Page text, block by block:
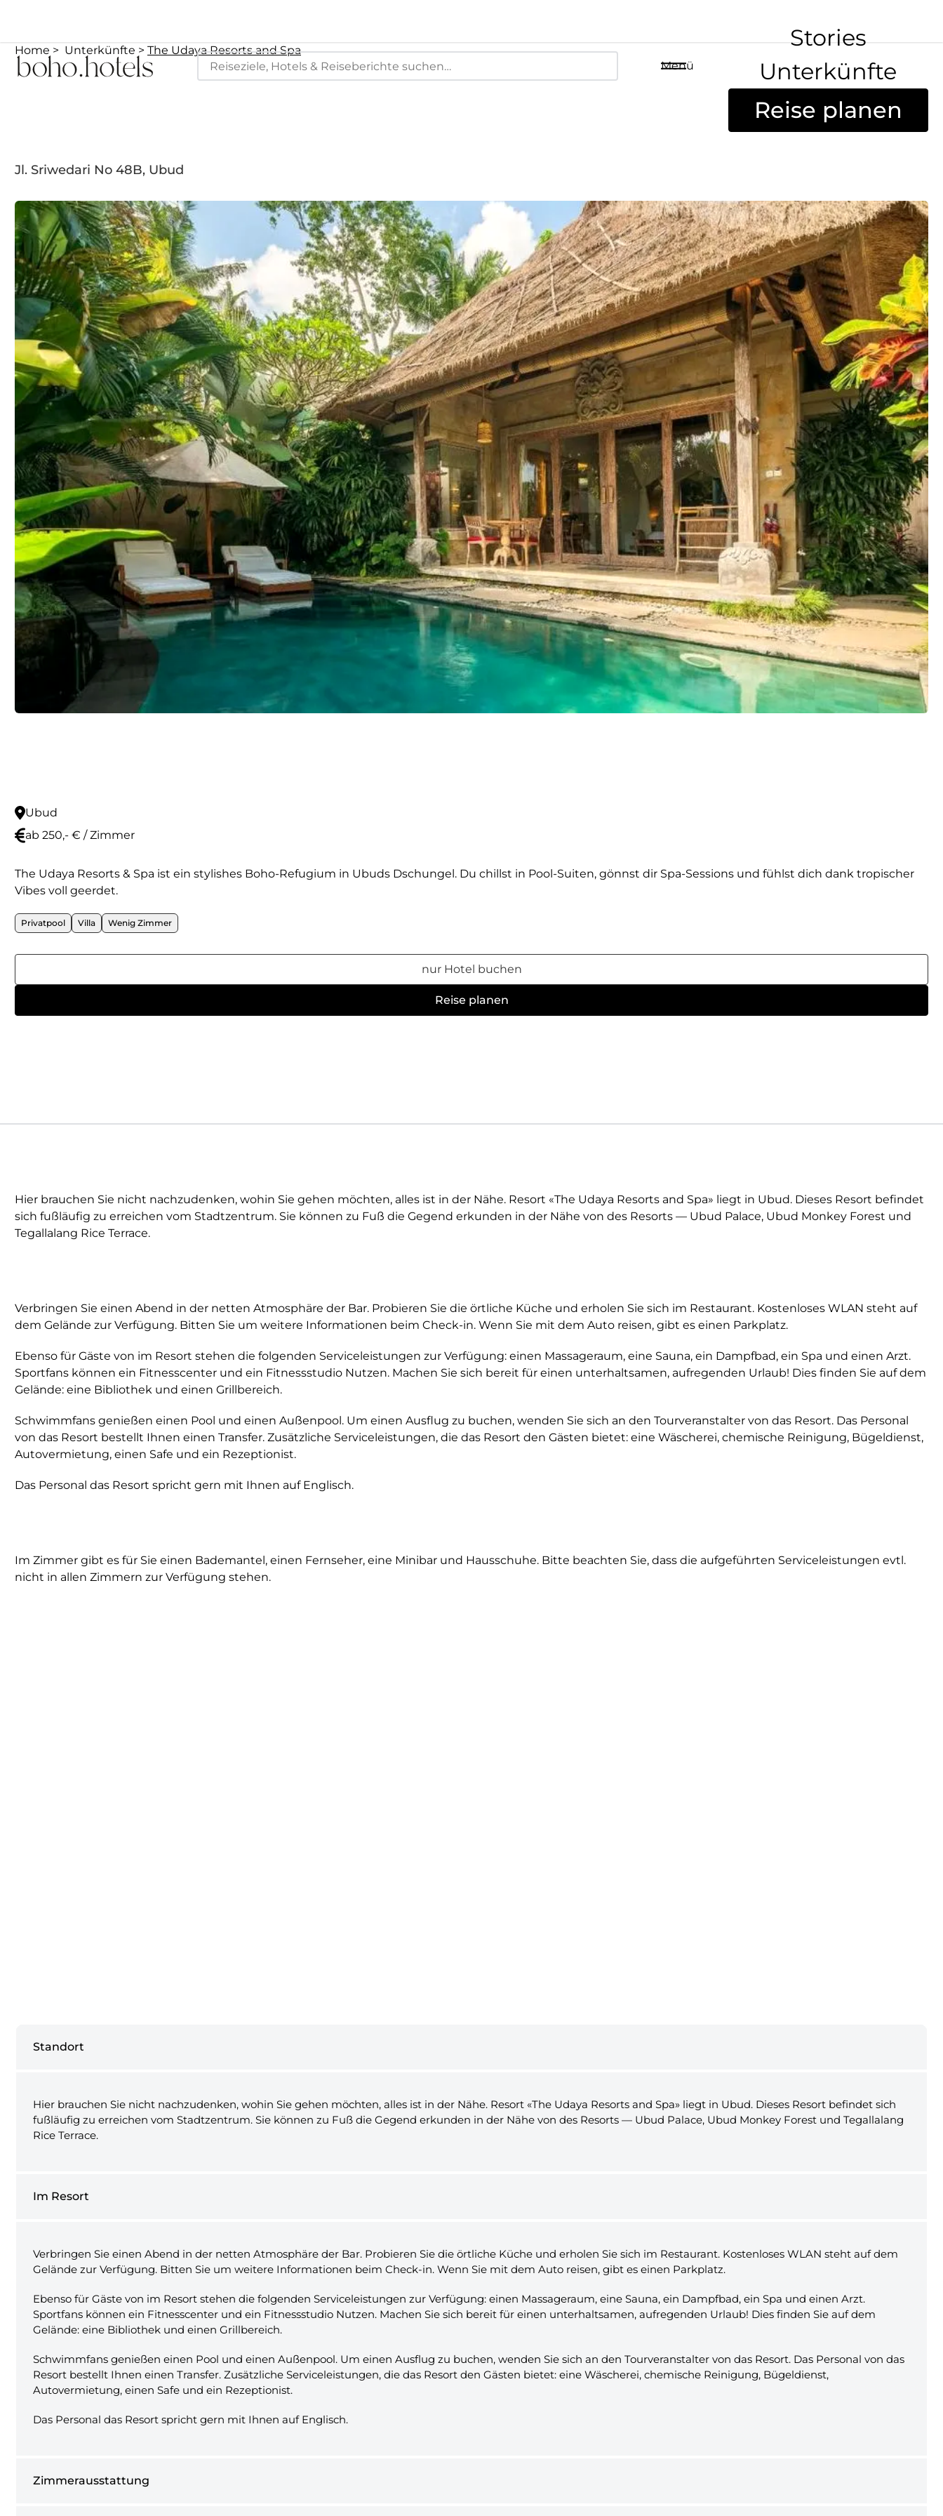
Menü
Stories
Unterkünfte
Reise planen
Home Unterkünfte The Udaya Resorts and Spa
Jl. Sriwedari No 48B, Ubud
Ubud
ab 250,- € / Zimmer
The Udaya Resorts & Spa ist ein stylishes Boho-Refugium in Ubuds Dschungel. Du chillst in Pool-Suiten, gönnst dir Spa-Sessions und fühlst dich dank tropischer
Vibes voll geerdet.
Privatpool Villa Wenig Zimmer
nur Hotel buchen
Reise planen
Hier brauchen Sie nicht nachzudenken, wohin Sie gehen möchten, alles ist in der Nähe. Resort «The Udaya Resorts and Spa» liegt in Ubud. Dieses Resort befindet
sich fußläufig zu erreichen vom Stadtzentrum. Sie können zu Fuß die Gegend erkunden in der Nähe von des Resorts — Ubud Palace, Ubud Monkey Forest und
Tegallalang Rice Terrace.
Verbringen Sie einen Abend in der netten Atmosphäre der Bar. Probieren Sie die örtliche Küche und erholen Sie sich im Restaurant. Kostenloses WLAN steht auf
dem Gelände zur Verfügung. Bitten Sie um weitere Informationen beim Check-in. Wenn Sie mit dem Auto reisen, gibt es einen Parkplatz.
Ebenso für Gäste von im Resort stehen die folgenden Serviceleistungen zur Verfügung: einen Massageraum, eine Sauna, ein Dampfbad, ein Spa und einen Arzt.
Sportfans können ein Fitnesscenter und ein Fitnessstudio Nutzen. Machen Sie sich bereit für einen unterhaltsamen, aufregenden Urlaub! Dies finden Sie auf dem
Gelände: eine Bibliothek und einen Grillbereich.
Schwimmfans genießen einen Pool und einen Außenpool. Um einen Ausflug zu buchen, wenden Sie sich an den Tourveranstalter von das Resort. Das Personal
von das Resort bestellt Ihnen einen Transfer. Zusätzliche Serviceleistungen, die das Resort den Gästen bietet: eine Wäscherei, chemische Reinigung, Bügeldienst,
Autovermietung, einen Safe und ein Rezeptionist.
Das Personal das Resort spricht gern mit Ihnen auf Englisch.
Im Zimmer gibt es für Sie einen Bademantel, einen Fernseher, eine Minibar und Hausschuhe. Bitte beachten Sie, dass die aufgeführten Serviceleistungen evtl.
nicht in allen Zimmern zur Verfügung stehen.
Standort
Hier brauchen Sie nicht nachzudenken, wohin Sie gehen möchten, alles ist in der Nähe. Resort «The Udaya Resorts and Spa» liegt in Ubud. Dieses Resort befindet sich
fußläufig zu erreichen vom Stadtzentrum. Sie können zu Fuß die Gegend erkunden in der Nähe von des Resorts — Ubud Palace, Ubud Monkey Forest und Tegallalang
Rice Terrace.
Im Resort
Verbringen Sie einen Abend in der netten Atmosphäre der Bar. Probieren Sie die örtliche Küche und erholen Sie sich im Restaurant. Kostenloses WLAN steht auf dem
Gelände zur Verfügung. Bitten Sie um weitere Informationen beim Check-in. Wenn Sie mit dem Auto reisen, gibt es einen Parkplatz.
Ebenso für Gäste von im Resort stehen die folgenden Serviceleistungen zur Verfügung: einen Massageraum, eine Sauna, ein Dampfbad, ein Spa und einen Arzt.
Sportfans können ein Fitnesscenter und ein Fitnessstudio Nutzen. Machen Sie sich bereit für einen unterhaltsamen, aufregenden Urlaub! Dies finden Sie auf dem
Gelände: eine Bibliothek und einen Grillbereich.
Schwimmfans genießen einen Pool und einen Außenpool. Um einen Ausflug zu buchen, wenden Sie sich an den Tourveranstalter von das Resort. Das Personal von das
Resort bestellt Ihnen einen Transfer. Zusätzliche Serviceleistungen, die das Resort den Gästen bietet: eine Wäscherei, chemische Reinigung, Bügeldienst,
Autovermietung, einen Safe und ein Rezeptionist.
Das Personal das Resort spricht gern mit Ihnen auf Englisch.
Zimmerausstattung